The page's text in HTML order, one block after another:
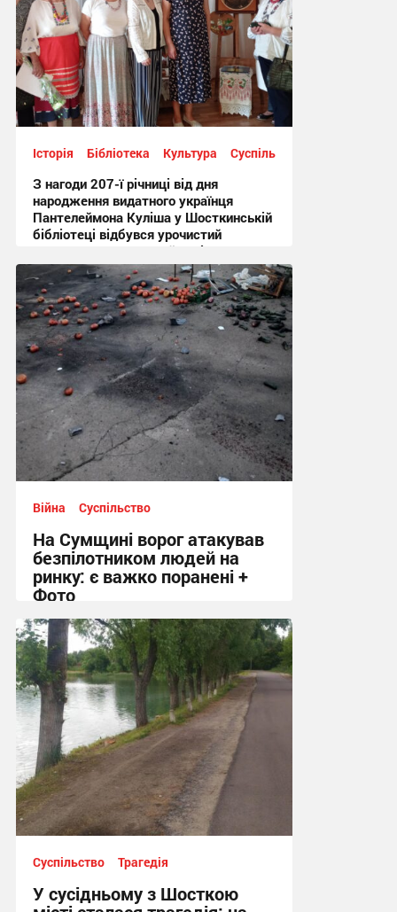
Історія Бібліотека Культура Суспільство
З нагоди 207-ї річниці від дня
народження видатного українця
Пантелеймона Куліша у Шосткинській
бібліотеці відбувся урочистий
культурно-мистецький захід + Фото
12:44 вчора
Війна Суспільство
На Сумщині ворог атакував
безпілотником людей на
ринку: є важко поранені +
Фото
10:41 вчора
Суспільство Трагедія
У сусідньому з Шосткою